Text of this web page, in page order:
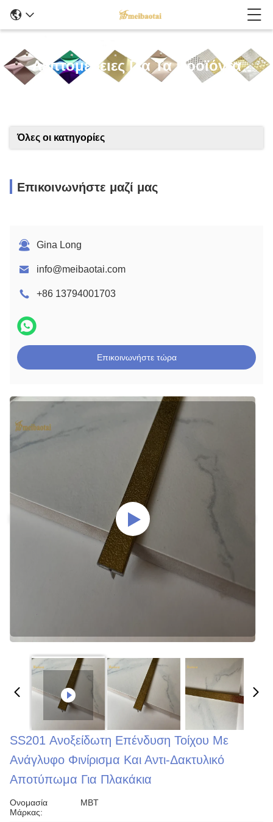
Λεπτομέρειες Για Τα Προϊόντα
Όλες οι κατηγορίες
Επικοινωνήστε μαζί μας
Gina Long
info@meibaotai.com
+86 13794001703
Επικοινωνήστε τώρα
SS201 Ανοξείδωτη Επένδυση Τοίχου Με
Ανάγλυφο Φινίρισμα Και Αντι-Δακτυλικό
Αποτύπωμα Για Πλακάκια
Ονομασία
Μάρκας:
MBT